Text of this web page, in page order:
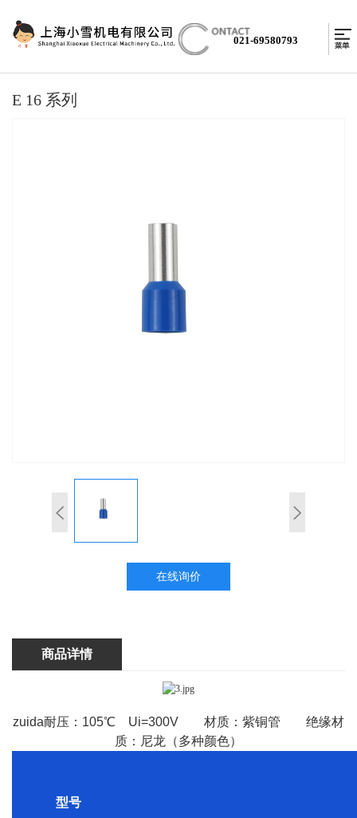
021-69580793
E 16 系列
在线询价
商品详情
zuida耐压：105℃ Ui=300V 材质：紫铜管 绝缘材
质：尼龙（多种颜色）
型号